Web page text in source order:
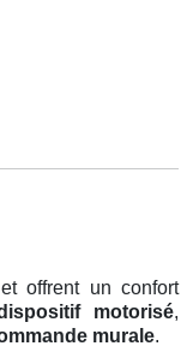
offrent un confort
motorisé,
murale.